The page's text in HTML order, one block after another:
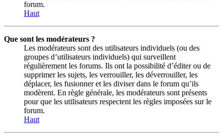
forum.
Haut
Que sont les modérateurs ?
Les modérateurs sont des utilisateurs individuels (ou des
groupes d’utilisateurs individuels) qui surveillent
régulièrement les forums. Ils ont la possibilité d’éditer ou de
supprimer les sujets, les verrouiller, les déverrouiller, les
déplacer, les fusionner et les diviser dans le forum qu’ils
modèrent. En règle générale, les modérateurs sont présents
pour que les utilisateurs respectent les règles imposées sur le
forum.
Haut